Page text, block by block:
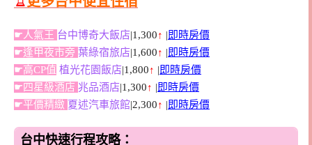
☛人氣王 台中博奇大飯店|1,300↑ |即時房價
☛逢甲夜市旁 葉綠宿旅店|1,600↑ |即時房價
☛高CP值 植光花園飯店|1,800↑ |即時房價
☛四星級酒店 兆品酒店|1,300↑ |即時房價
☛平價精緻 夏述汽車旅館|2,300↑ |即時房價
台中快速行程攻略：